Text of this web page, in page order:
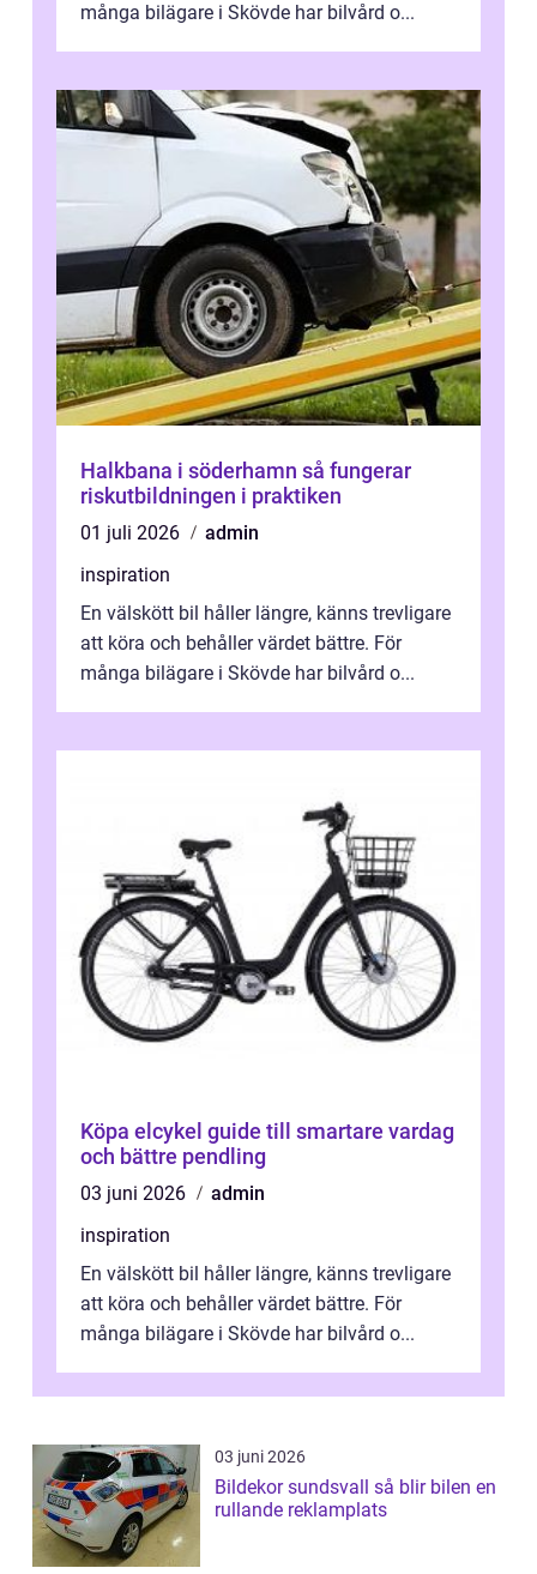
många bilägare i Skövde har bilvård o...
Halkbana i söderhamn så fungerar
riskutbildningen i praktiken
01 juli 2026
admin
inspiration
En välskött bil håller längre, känns trevligare
att köra och behåller värdet bättre. För
många bilägare i Skövde har bilvård o...
Köpa elcykel guide till smartare vardag
och bättre pendling
03 juni 2026
admin
inspiration
En välskött bil håller längre, känns trevligare
att köra och behåller värdet bättre. För
många bilägare i Skövde har bilvård o...
03 juni 2026
Bildekor sundsvall så blir bilen en
rullande reklamplats